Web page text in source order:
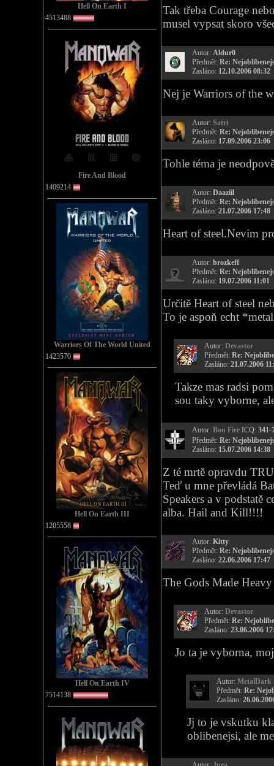
Hell On Earth I
4513488
Fire And Blood
1409214
Warriors Of The World United
1423570
Hell On Earth III
1205558
Hell On Earth IV
7514138
Tak třeba Courage
musel vypsat skoro
Autor: Aldur0
Předmět: Re:
Zasláno: 12.10.2006 08:32
Nej je Warriors of the
Autor: Satri
Předmět: Re:
Zasláno: 17.09.2006 23:06
Tohle téma je
Autor: Daaziil
Předmět: Re:
Zasláno: 21.07.2006 17:48
Heart of steel.Nevim
Autor: brozkeff
Předmět: Re:
Zasláno: 19.07.2006 11:01
Určitě Heart of steel
To je aspoň echt
Autor: Devastor
Předmět: Re:
Zasláno: 21.07.2006
Takze mas radsi
sou taky vyborne,
Autor: Bon Fire ICQ: 341-
Předmět: Re:
Zasláno: 15.07.2006 14:38
Z té mrtě opravdu
Teď u mne převládá
Speakers a v podstatě
alba. Hail and Kill!!!!
Autor: Kitty
Předmět: Re:
Zasláno: 22.06.2006 17:47
The Gods Made
Autor: Devastor
Předmět: Re:
Zasláno: 23.06.2006
Jo ta je vyborna,
Autor: MetalDark
Předmět: Re:
Zasláno:
Jj to je vskutku
oblibenejsi, ale